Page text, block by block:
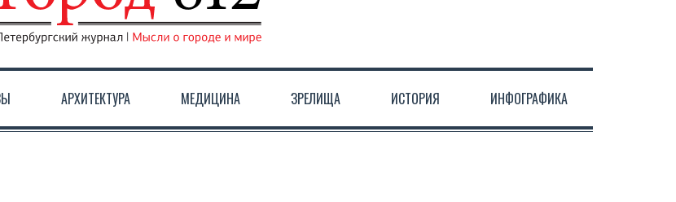
АРХИТЕКТУРА МЕДИЦИНА ЗРЕЛИЩА ИСТОРИЯ ИНФОГРАФИКА